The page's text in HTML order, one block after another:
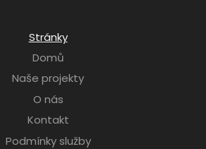
Stránky
Domů
Naše projekty
O nás
Kontakt
Podmínky služby